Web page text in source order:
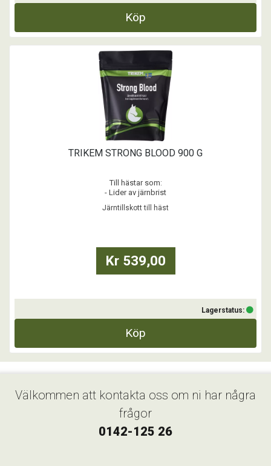
Köp
TRIKEM STRONG BLOOD 900 G
Till hästar som:
- Lider av järnbrist
- Lider av låga värden av hemoglobin eller röda blodkroppar
Järntillskott till häst
Kr 539,00
Lagerstatus:
Köp
Välkommen att kontakta oss om ni har några
frågor
0142-125 26